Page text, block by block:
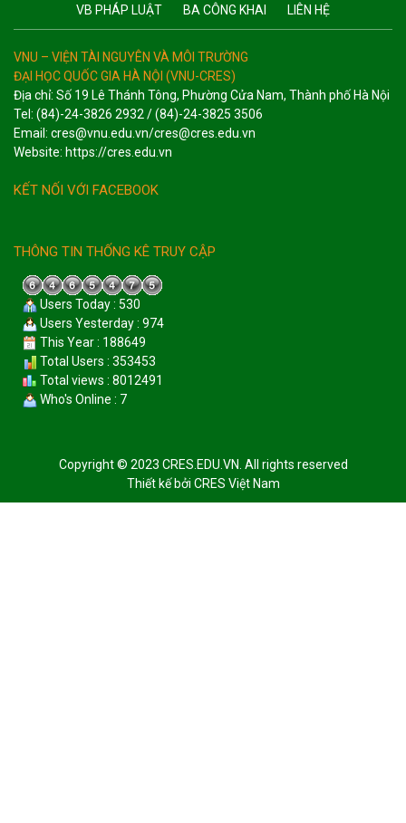
VB PHÁP LUẬT
BA CÔNG KHAI LIÊN HỆ
VNU – VIỆN TÀI NGUYÊN VÀ MÔI TRƯỜNG
ĐẠI HỌC QUỐC GIA HÀ NỘI (VNU-CRES)
Địa chỉ: Số 19 Lê Thánh Tông, Phường Cửa Nam, Thành phố Hà Nội
Tel: (84)-24-3826 2932 / (84)-24-3825 3506
Email: cres@vnu.edu.vn/cres@cres.edu.vn
Website: https://cres.edu.vn
KẾT NỐI VỚI FACEBOOK
THÔNG TIN THỐNG KÊ TRUY CẬP
Users Today : 530
Users Yesterday : 974
This Year : 188649
Total Users : 353453
Total views : 8012491
Who's Online : 7
Copyright © 2023 CRES.EDU.VN. All rights reserved
Thiết kế bởi CRES Việt Nam